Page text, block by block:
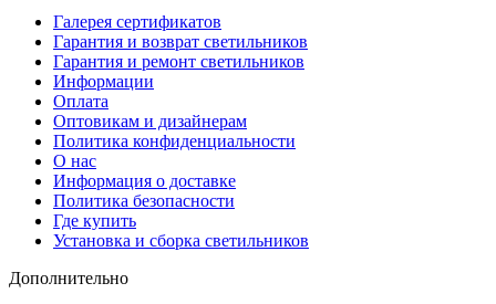
Галерея сертификатов
Гарантия и возврат светильников
Гарантия и ремонт светильников
Информации
Оплата
Оптовикам и дизайнерам
Политика конфиденциальности
О нас
Информация о доставке
Политика безопасности
Где купить
Установка и сборка светильников
Дополнительно